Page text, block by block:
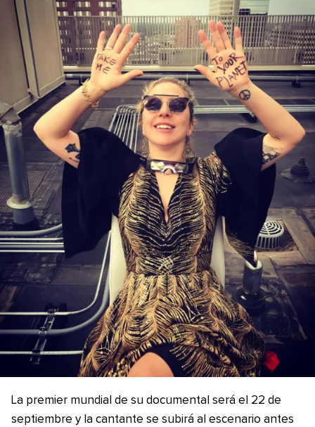
La premier mundial de su documental será el 22 de
septiembre y la cantante se subirá al escenario antes